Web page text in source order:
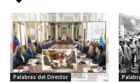
Palabras del Director